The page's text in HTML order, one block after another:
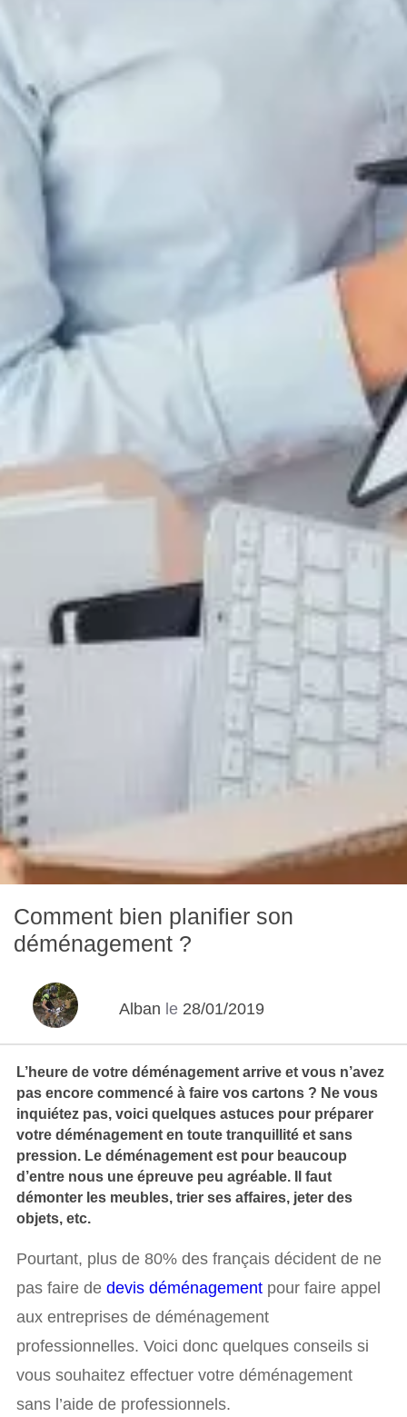
Comment bien planifier son
déménagement ?
Alban le 28/01/2019
L’heure de votre déménagement arrive et vous n’avez
pas encore commencé à faire vos cartons ? Ne vous
inquiétez pas, voici quelques astuces pour préparer
votre déménagement en toute tranquillité et sans
pression. Le déménagement est pour beaucoup
d’entre nous une épreuve peu agréable. Il faut
démonter les meubles, trier ses affaires, jeter des
objets, etc.
Pourtant, plus de 80% des français décident de ne
pas faire de devis déménagement pour faire appel
aux entreprises de déménagement
professionnelles. Voici donc quelques conseils si
vous souhaitez effectuer votre déménagement
sans l’aide de professionnels.